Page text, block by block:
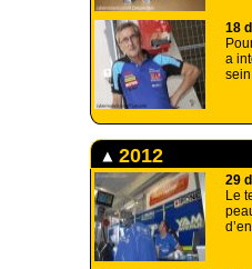
18
a
2012
29
Le